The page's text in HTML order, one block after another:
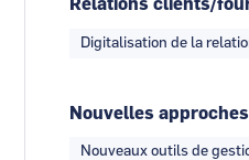
Relations clients/
Digitalisation de la
Nouvelles
Nouveaux outils de